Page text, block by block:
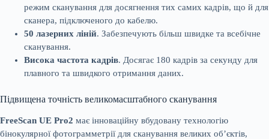
режим сканування для досягнення тих самих кадрів, що й для
сканера, підключеного до кабелю.
50 лазерних ліній. Забезпечують більш швидке та всебічне
сканування.
Висока частота кадрів. Досягає 180 кадрів за секунду для
плавного та швидкого отримання даних.
Підвищена точність великомасштабного сканування
FreeScan UE Pro2 має інноваційну вбудовану технологію
бінокулярної фотограмметрії для сканування великих об’єктів,